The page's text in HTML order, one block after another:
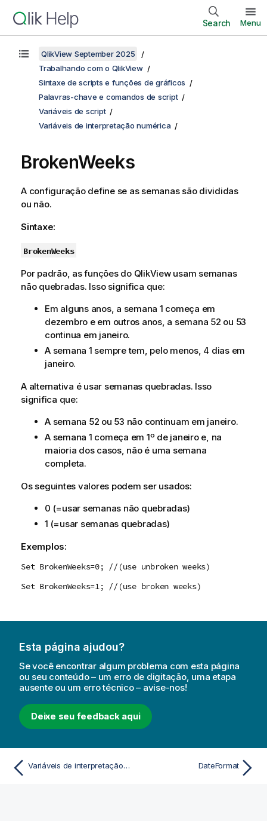
Search Menu
QlikView September 2025
Trabalhando com o QlikView
Sintaxe de scripts e funções de gráficos
Palavras-chave e comandos de script
Variáveis de script
Variáveis de interpretação numérica
BrokenWeeks
A configuração define se as semanas são divididas
ou não.
Sintaxe:
BrokenWeeks
Por padrão, as funções do QlikViewusam semanas
não quebradas. Isso significa que:
Em alguns anos, a semana 1 começa em
dezembro e em outros anos, a semana 52 ou 53
continua em janeiro.
A semana 1 sempre tem, pelo menos, 4 dias em
janeiro.
A alternativa é usar semanas quebradas. Isso
significa que:
A semana 52 ou 53 não continuam em janeiro.
A semana 1 começa em 1º de janeiro e, na
maioria dos casos, não é uma semana
completa.
Os seguintes valores podem ser usados:
0 (=usar semanas não quebradas)
1 (=usar semanas quebradas)
Exemplos:
Set BrokenWeeks=0; //(use unbroken weeks)
Set BrokenWeeks=1; //(use broken weeks)
Esta página ajudou?
Se você encontrar algum problema com esta página
ou seu conteúdo – um erro de digitação, uma etapa
ausente ou um erro técnico – avise-nos!
Deixe seu feedback aqui
Variáveis de interpretação numérica DateFormat